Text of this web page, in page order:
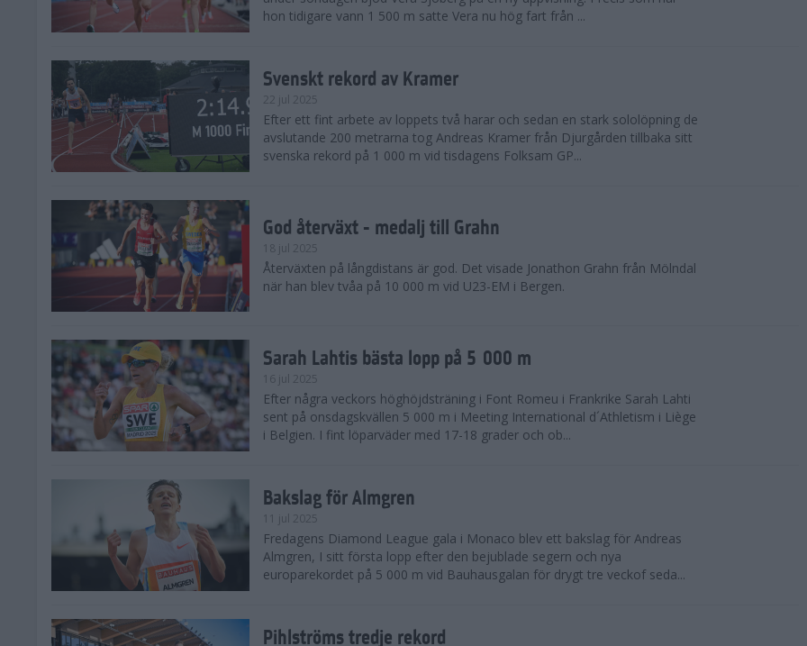
hon tidigare vann 1 500 m satte Vera nu hög fart från ...
Svenskt rekord av Kramer
22 jul 2025
Efter ett fint arbete av loppets två harar och sedan en stark sololöpning de
avslutande 200 metrarna tog Andreas Kramer från Djurgården tillbaka sitt
svenska rekord på 1 000 m vid tisdagens Folksam GP...
God återväxt - medalj till Grahn
18 jul 2025
Återväxten på långdistans är god. Det visade Jonathon Grahn från Mölndal
när han blev tvåa på 10 000 m vid U23-EM i Bergen.
Sarah Lahtis bästa lopp på 5 000 m
16 jul 2025
Efter några veckors höghöjdsträning i Font Romeu i Frankrike Sarah Lahti
sent på onsdagskvällen 5 000 m i Meeting International d´Athletism i Liège
i Belgien. I fint löparväder med 17-18 grader och ob...
Bakslag för Almgren
11 jul 2025
Fredagens Diamond League gala i Monaco blev ett bakslag för Andreas
Almgren, I sitt första lopp efter den bejublade segern och nya
europarekordet på 5 000 m vid Bauhausgalan för drygt tre veckof seda...
Pihlströms tredje rekord